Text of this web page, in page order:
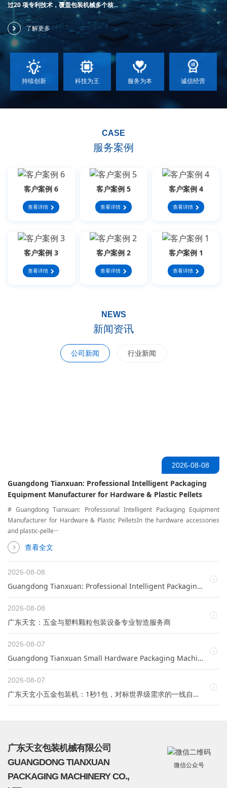
过20 项专利技术，覆盖包装机械多个核...
了解更多
持续创新 科技为王 服务为本 诚信经营
CASE
服务案例
客户案例 6
查看详情
客户案例 5
查看详情
客户案例 4
查看详情
客户案例 3
查看详情
客户案例 2
查看详情
客户案例 1
查看详情
NEWS
新闻资讯
公司新闻 行业新闻
2026-08-08
Guangdong Tianxuan: Professional Intelligent Packaging
Equipment Manufacturer for Hardware & Plastic Pellets
# Guangdong Tianxuan: Professional Intelligent Packaging Equipment
Manufacturer for Hardware & Plastic PelletsIn the hardware accessories
and plastic‑pelle···
查看全文
2026-08-08
Guangdong Tianxuan: Professional Intelligent Packaging Equipment Manufacturer for Hardware & Plastic Pellets
2026-08-08
广东天玄：五金与塑料颗粒包装设备专业智造服务商
2026-08-07
Guangdong Tianxuan Small Hardware Packaging Machine: 1 Pack/Second, A World-Class Automatic Packing Solution
2026-08-07
广东天玄小五金包装机：1秒1包，对标世界级需求的一线自动包装设备
广东天玄包装机械有限公司
GUANGDONG TIANXUAN
PACKAGING MACHINERY CO.,
微信公众号